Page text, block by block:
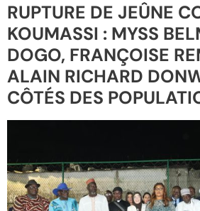
RUPTURE DE JEÛNE
KOUMASSI : MYSS
DOGO, FRANÇOISE
ALAIN RICHARD
CÔTÉS DES